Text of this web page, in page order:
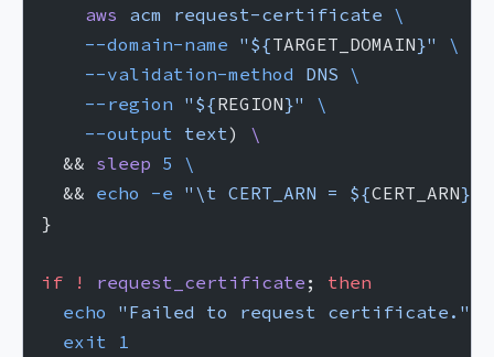
    aws
acm request-certificate \
    --domain-name
"${TARGET_DOMAIN}" \
    --validation-method
DNS \
    --region
"${REGION}" \
    --output
text) \
  &&
sleep 5 \
  &&
echo -e "\t CERT_ARN = ${CERT_ARN}"
}
if ! request_certificate; then
  echo
"Failed to request certificate."
  exit
1